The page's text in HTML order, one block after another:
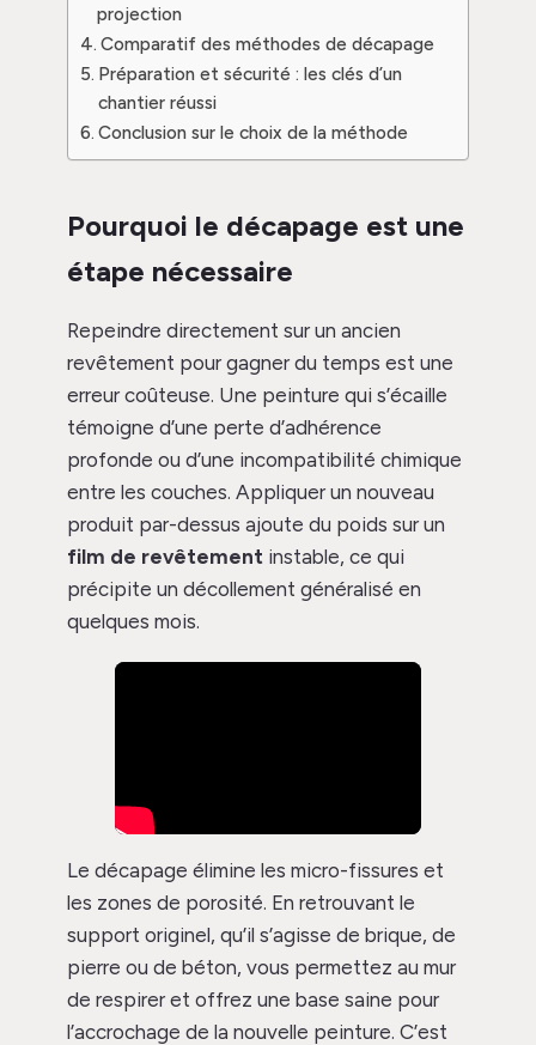
projection
Comparatif des méthodes de décapage
Préparation et sécurité : les clés d’un
chantier réussi
Conclusion sur le choix de la méthode
Pourquoi le décapage est une
étape nécessaire
Repeindre directement sur un ancien
revêtement pour gagner du temps est une
erreur coûteuse. Une peinture qui s’écaille
témoigne d’une perte d’adhérence
profonde ou d’une incompatibilité chimique
entre les couches. Appliquer un nouveau
produit par-dessus ajoute du poids sur un
film de revêtement instable, ce qui
précipite un décollement généralisé en
quelques mois.
Le décapage élimine les micro-fissures et
les zones de porosité. En retrouvant le
support originel, qu’il s’agisse de brique, de
pierre ou de béton, vous permettez au mur
de respirer et offrez une base saine pour
l’accrochage de la nouvelle peinture. C’est